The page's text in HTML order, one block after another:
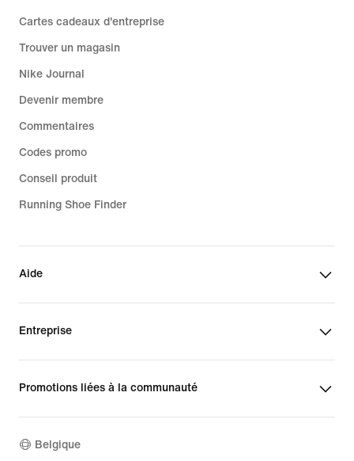
Cartes cadeaux d'entreprise
Trouver un magasin
Nike Journal
Devenir membre
Commentaires
Codes promo
Conseil produit
Running Shoe Finder
Aide
Entreprise
Promotions liées à la communauté
Belgique